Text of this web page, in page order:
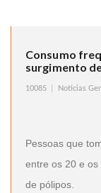
Consumo
surgimento
10085 Noticias
Pessoas que
entre os 20 e
de pólipos.